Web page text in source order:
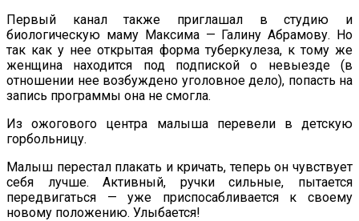
Первый канал также приглашал в студию и
биологическую маму Максима — Галину Абрамову. Но
так как у нее открытая форма туберкулеза, к тому же
женщина находится под подпиской о невыезде (в
отношении нее возбуждено уголовное дело), попасть на
запись программы она не смогла.
Из ожогового центра малыша перевели в детскую
горбольницу.
Малыш перестал плакать и кричать, теперь он чувствует
себя лучше. Активный, ручки сильные, пытается
передвигаться — уже приспосабливается к своему
новому положению. Улыбается!